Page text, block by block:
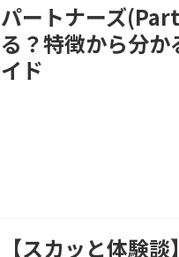
パートナーズ
る？特徴から分
イド
【スカッと体験